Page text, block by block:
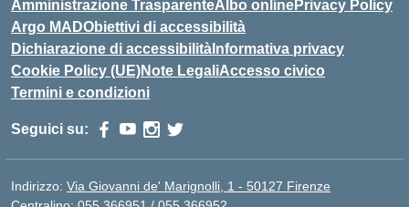
Amministrazione TrasparenteAlbo onlinePrivacy Policy
Argo MADObiettivi di accessibilità
Dichiarazione di accessibilità Informativa privacy
Cookie Policy (UE)Note LegaliAccesso civico
Termini e condizioni
Seguici su:
Indirizzo: Via Giovanni de' Marignolli, 1 - 50127 Firenze